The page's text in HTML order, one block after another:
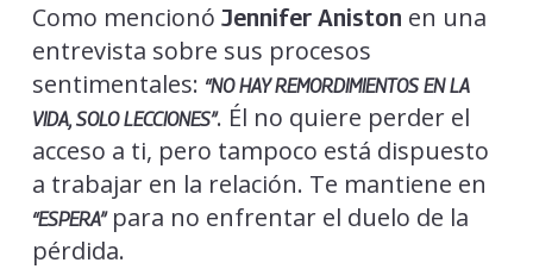
Como mencionó Jennifer Aniston en una
entrevista sobre sus procesos
sentimentales: “NO HAY REMORDIMIENTOS EN LA
VIDA, SOLO LECCIONES”. Él no quiere perder el
acceso a ti, pero tampoco está dispuesto
a trabajar en la relación. Te mantiene en
“ESPERA”para no enfrentar el duelo de la
pérdida.